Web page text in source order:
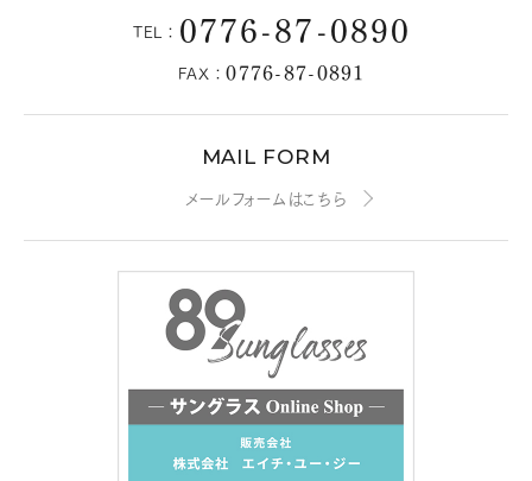
TEL： 0776-87-0890
FAX：0776-87-0891
MAIL FORM
メールフォームはこちら